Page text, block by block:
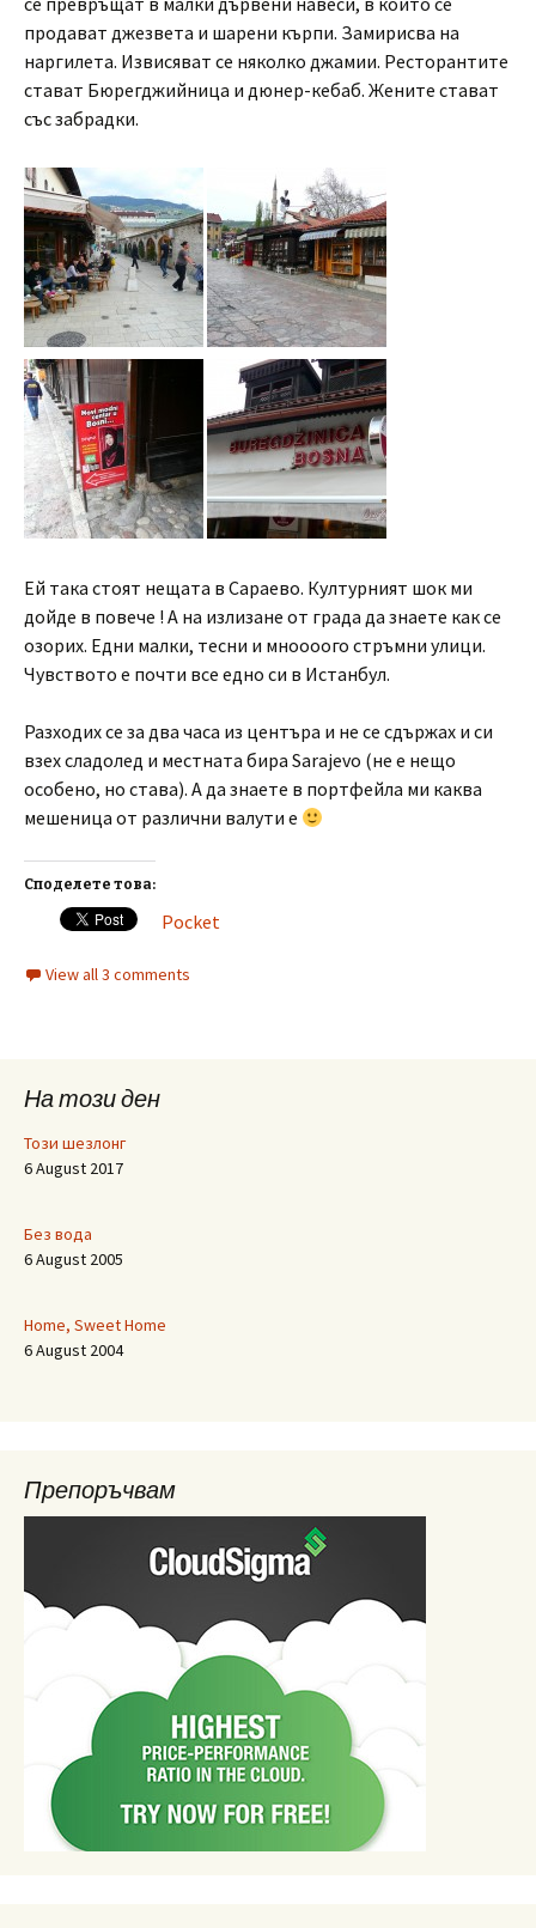
продават джезвета и шарени кърпи. Замирисва на
наргилета. Извисяват се няколко джамии. Ресторантите
стават Бюрегджийница и дюнер-кебаб. Жените стават
със забрадки.
Ей така стоят нещата в Сараево. Културният шок ми
дойде в повече ! А на излизане от града да знаете как се
озорих. Едни малки, тесни и мноооого стръмни улици.
Чувството е почти все едно си в Истанбул.
Разходих се за два часа из центъра и не се сдържах и си
взех сладолед и местната бира Sarajevo (не е нещо
особено, но става). А да знаете в портфейла ми каква
мешеница от различни валути е
Споделете това:
Pocket
View all 3 comments
На този ден
Този шезлонг
6 August 2017
Без вода
6 August 2005
Home, Sweet Home
6 August 2004
Препоръчвам